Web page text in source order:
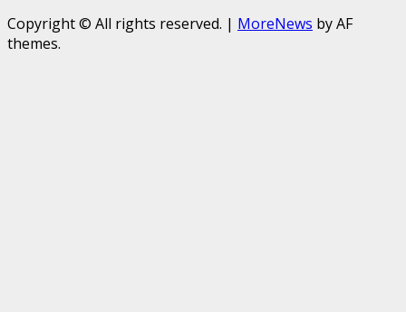
Copyright © All rights reserved. | MoreNews by AF
themes.